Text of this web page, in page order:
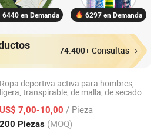
6440 en Demanda 6297 en Demanda
74.400+ Consultas
Ropa deportiva activa para hombres,
ligera, transpirable, de malla, de secado
running
US$ 7,00-10,00 / Pieza
200 Piezas (MOQ)
Garment Co., Ltd.
Desde 2019